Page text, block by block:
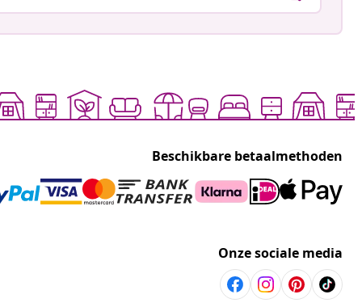
Beschikbare betaalmethoden
Onze sociale media